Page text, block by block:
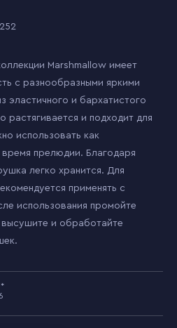
Marshmallow имеет
с разнообразными яркими
эластичного и бархатистого
растягивается и подходит для
использовать как
прелюдии. Благодаря
легко хранится. Для
применять с
использования промойте
и обработайте